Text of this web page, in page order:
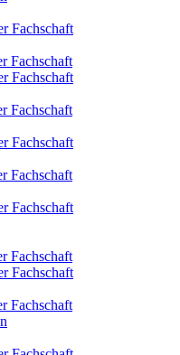
Fachschaft
Fachschaft
Fachschaft
Fachschaft
Fachschaft
Fachschaft
Fachschaft
Fachschaft
Fachschaft
Fachschaft